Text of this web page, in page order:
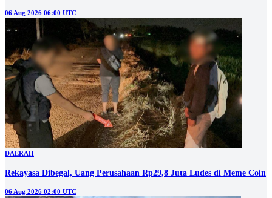
06 Aug 2026 06:00 UTC
DAERAH
Rekayasa Dibegal, Uang Perusahaan Rp29,8 Juta Ludes di Meme Coin
06 Aug 2026 02:00 UTC